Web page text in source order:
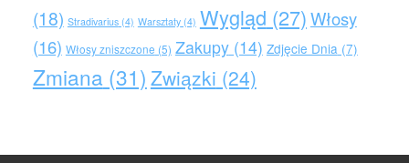
(18) Stradivarius(4) Warsztaty(4) Wygląd (27)Włosy
(16) Włosy zniszczone (5) Zakupy(14) Zdjęcie Dnia (7)
Zmiana (31) Związki (24)